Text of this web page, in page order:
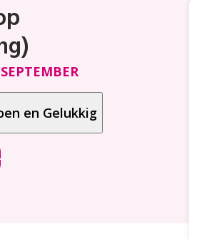
en Gelukkig